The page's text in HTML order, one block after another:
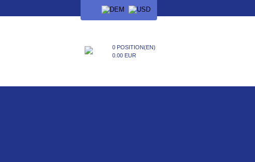
0 POSITION(EN)
0.00 EUR